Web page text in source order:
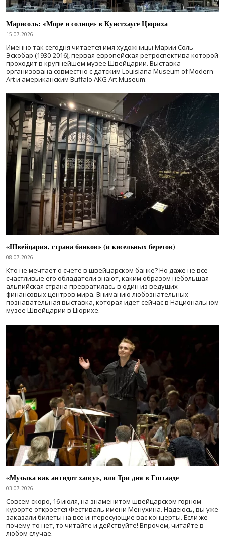
Марисоль: «Море и солнце» в Кунстхаусе Цюриха
15.07.2026
Именно так сегодня читается имя художницы Марии Соль
Эскобар (1930-2016), первая европейская ретроспектива которой
проходит в крупнейшем музее Швейцарии. Выставка
организована совместно с датским Louisiana Museum of Modern
Art и американским Buffalo AKG Art Museum.
«Швейцария, страна банков» (и кисельных берегов)
08.07.2026
Кто не мечтает о счете в швейцарском банке? Но даже не все
счастливые его обладатели знают, каким образом небольшая
альпийская страна превратилась в один из ведущих
финансовых центров мира. Вниманию любознательных –
познавательная выставка, которая идет сейчас в Национальном
музее Швейцарии в Цюрихе.
«Музыка как антидот хаосу», или Три дня в Гштааде
03.07.2026
Совсем скоро, 16 июля, на знаменитом швейцарском горном
курорте откроется Фестиваль имени Менухина. Надеюсь, вы уже
заказали билеты на все интересующие вас концерты. Если же
почему-то нет, то читайте и действуйте! Впрочем, читайте в
любом случае.